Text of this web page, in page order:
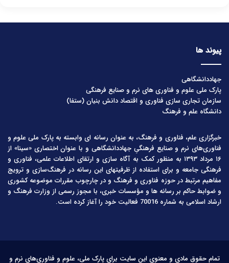
پیوند ها
جهاددانشگاهی
پارک ملی علوم و فناوری های نرم و صنایع فرهنگی
سازمان تجاری سازی فناوری و اقتصاد دانش بنیان (ستفا)
دانشگاه علم و فرهنگ
خبرگزاری علم، فناوری و فرهنگ، به عنوان رسانه ای وابسته به پارک ملی علوم و
فناوری‌های نرم و صنایع فرهنگیِ جهاددانشگاهی و با عنوان اختصاری «سینا» از
۱۶ مرداد ۱۳۹۳ به منظور کمک به آگاه سازی و ارتقای اطلاعات علمی، فناوری و
فرهنگی جامعه و برای استفاده از ظرفیتهای این رسانه در فرهنگ‌سازی و ترویج
مفاهیم مرتبط در حوزه فناوری و فرهنگ و در چارچوب مقررات موضوعه کشوری
و ضوابط حاکم بر رسانه ها و مؤسسات خبری، با مجوز رسمی از وزارت فرهنگ و
ارشاد اسلامی به شماره 70016 فعالیت خود را آغاز کرده است.
تمام حقوق مادی و معنوی این سایت برای پارک ملی، علوم و فناوری‌های نرم و